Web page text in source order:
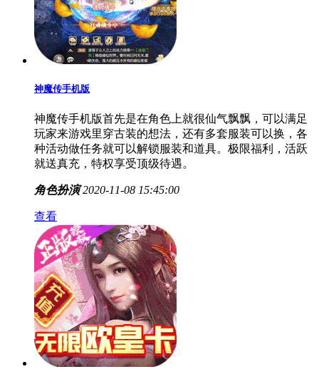
神魔传手机版
神魔传手机版首先是在角色上就很仙气飘飘，可以满足
玩家来游戏里穿古装的想法，还有多套服装可以换，各
种活动做任务就可以解锁服装和道具。极限福利，活跃
就送真充，特权享受顶级待遇。
角色扮演 2020-11-08 15:45:00
查看